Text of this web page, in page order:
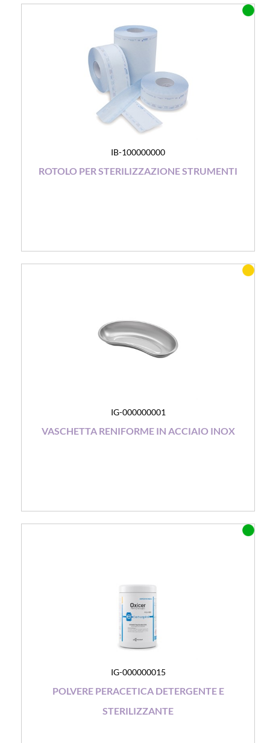
IB-100000000
ROTOLO PER STERILIZZAZIONE STRUMENTI
IG-000000001
VASCHETTA RENIFORME IN ACCIAIO INOX
IG-000000015
POLVERE PERACETICA DETERGENTE E
STERILIZZANTE